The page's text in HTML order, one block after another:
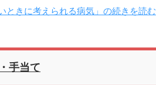
ときに考えられる病気」の続きを読む
手当て